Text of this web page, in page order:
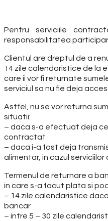
Pentru serviciile
responsabilitatea
Clientul are dreptul de a
14 zile calendaristice de la
care ii vor fi returnate
serviciul sa nu fie deja
Astfel, nu se vor returna
situatii:
– daca s-a efectuat deja
contractat
– daca i-a fost deja
alimentar, in cazul serviciilor
Termenul de returnare a
in care s-a facut plata si
– 14 zile calendaristice
bancar
– intre 5 – 30 zile